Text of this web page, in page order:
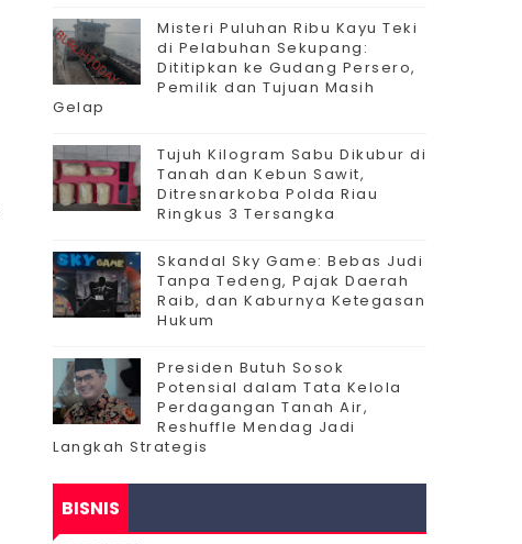
Misteri Puluhan Ribu Kayu Teki
di Pelabuhan Sekupang:
Dititipkan ke Gudang Persero,
Pemilik dan Tujuan Masih
Gelap
Tujuh Kilogram Sabu Dikubur di
Tanah dan Kebun Sawit,
Ditresnarkoba Polda Riau
Ringkus 3 Tersangka
Skandal Sky Game: Bebas Judi
Tanpa Tedeng, Pajak Daerah
Raib, dan Kaburnya Ketegasan
Hukum
Presiden Butuh Sosok
Potensial dalam Tata Kelola
Perdagangan Tanah Air,
Reshuffle Mendag Jadi
Langkah Strategis
BISNIS